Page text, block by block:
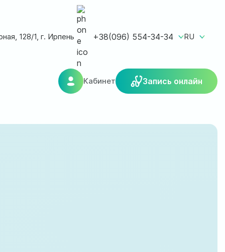
128/1, г. Ирпень +38(096) 554-34-34 RU
Кабинет Запись онлайн